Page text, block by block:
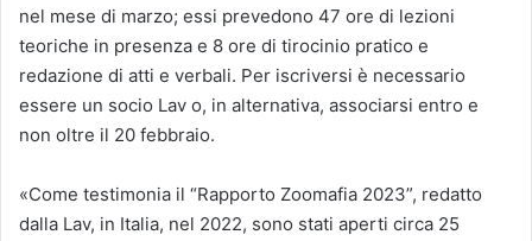
nel mese di marzo; essi prevedono 47 ore di lezioni
teoriche in presenza e 8 ore di tirocinio pratico e
redazione di atti e verbali. Per iscriversi è necessario
essere un socio Lav o, in alternativa, associarsi entro e
non oltre il 20 febbraio.
«Come testimonia il “Rapporto Zoomafia 2023”, redatto
dalla Lav, in Italia, nel 2022, sono stati aperti circa 25